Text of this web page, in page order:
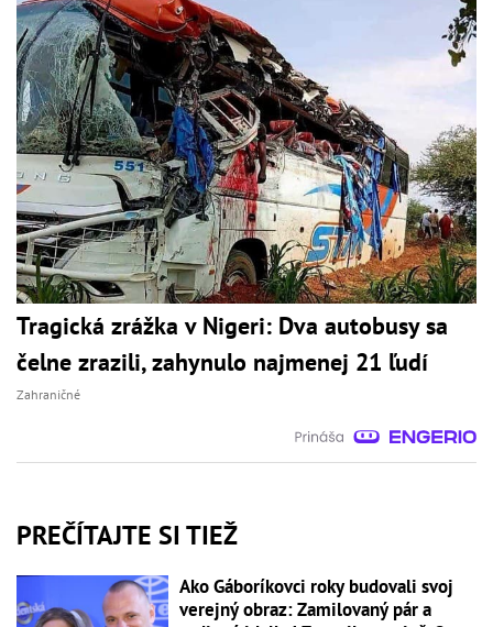
Tragická zrážka v Nigeri: Dva autobusy sa
čelne zrazili, zahynulo najmenej 21 ľudí
Zahraničné
PREČÍTAJTE SI TIEŽ
Ako Gáboríkovci roky budovali svoj
verejný obraz: Zamilovaný pár a